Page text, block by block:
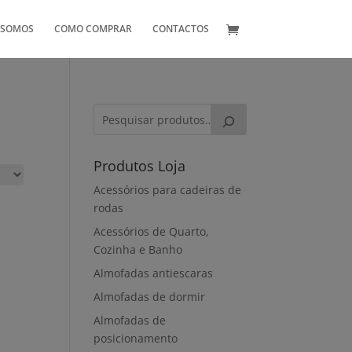
COMO COMPRAR CONTACTOS
Produtos Loja
Acessórios para cadeiras de
rodas
Acessórios de Quarto,
Cozinha e Banho
Almofadas antiescaras
Almofadas de dormir
Almofadas de
posicionamento